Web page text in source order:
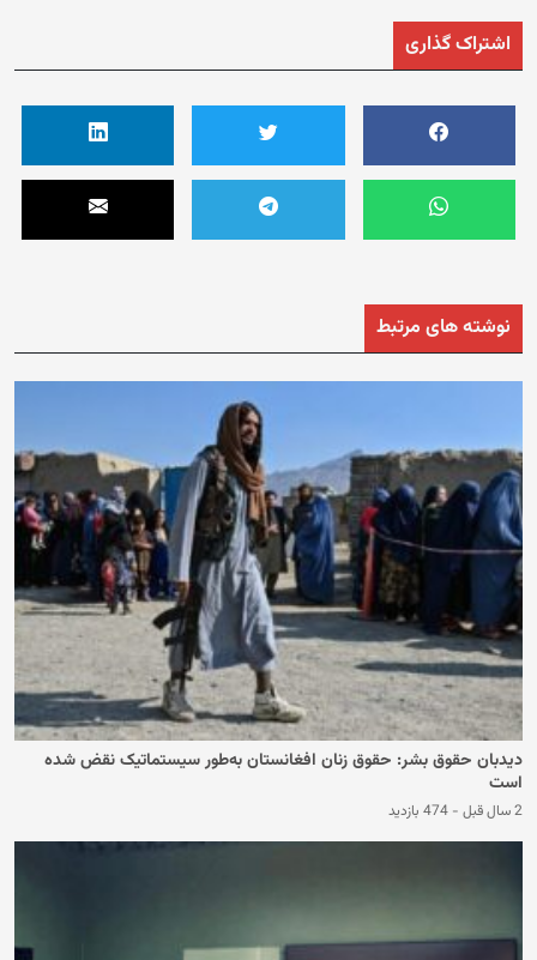
اشتراک گذاری
نوشته های مرتبط
دیدبان حقوق بشر: حقوق زنان افغانستان به‌طور سیستماتیک نقض شده
است
2 سال قبل - 474 بازدید